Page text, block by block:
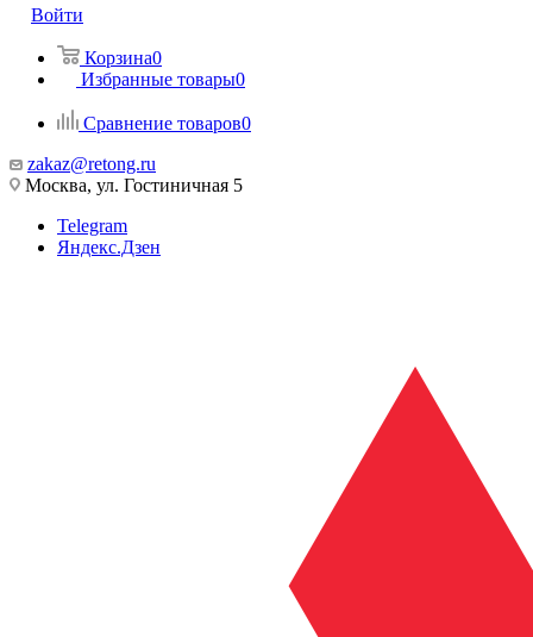
Войти
Корзина0
Избранные товары0
Сравнение товаров0
zakaz@retong.ru
Москва, ул. Гостиничная 5
Telegram
Яндекс.Дзен